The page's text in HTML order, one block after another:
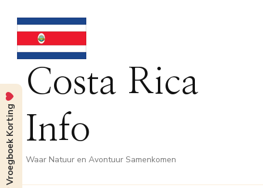
Costa Rica
Info
Waar Natuur en Avontuur Samenkomen
Vroegboek Korting